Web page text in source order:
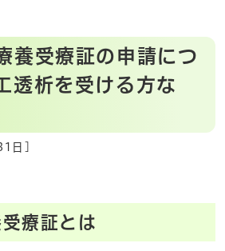
養受療証の申請につ
透析を受ける方な
日
療証とは